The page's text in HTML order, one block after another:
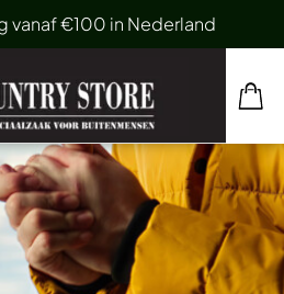
vanaf €100 in Nederland